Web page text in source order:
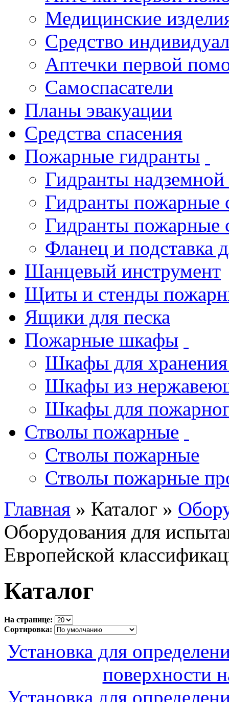
Медицинские
Средство
Аптечки первой
Самоспасатели
Планы эвакуации
Средства спасения
Пожарные гидранты
Гидранты
Гидранты пожарные
Гидранты пожарные
Фланец и подставка
Шанцевый инструмент
Щиты и стенды
Ящики для песка
Пожарные шкафы
Шкафы для хранения
Шкафы из
Шкафы для
Стволы пожарные
Стволы пожарные
Стволы пожарные
Главная » Каталог »
Оборудования для
Европейской
Каталог
На странице:
Сортировка:
Установка для
поверхности
Установка для